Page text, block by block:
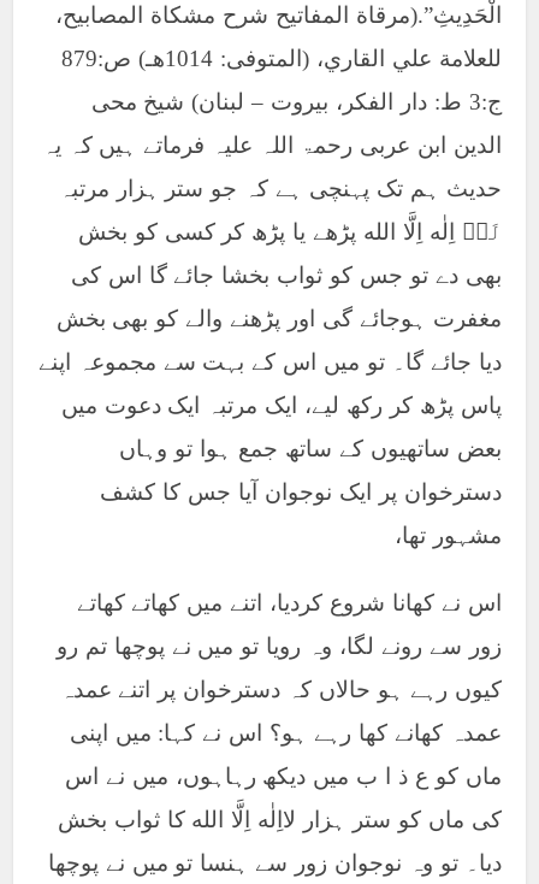
الْحَدِيثِ”.(مرقاة المفاتيح شرح مشكاة المصابيح،
للعلامة علي القاري، (المتوفى: 1014هـ) ص:879
ج:3 ط: دار الفكر، بيروت – لبنان) شیخ محی
الدین ابن عربی رحمۃ اللہ علیہ فرماتے ہیں کہ یہ
حدیث ہم تک پہنچی ہے کہ جو ستر ہزار مرتبہ
لَاۤ اِلٰه اِلَّا الله پڑھے یا پڑھ کر کسی کو بخش
بھی دے تو جس کو ثواب بخشا جائے گا اس کی
مغفرت ہوجائے گی اور پڑھنے والے کو بھی بخش
دیا جائے گا۔ تو میں اس کے بہت سے مجموعہ اپنے
پاس پڑھ کر رکھ لیے، ایک مرتبہ ایک دعوت میں
بعض ساتھیوں کے ساتھ جمع ہوا تو وہاں
دسترخوان پر ایک نوجوان آیا جس کا کشف
مشہور تھا،
اس نے کھانا شروع کردیا، اتنے میں کھاتے کھاتے
زور سے رونے لگا، وہ رویا تو میں نے پوچھا تم رو
کیوں رہے ہو حالاں کہ دسترخوان پر اتنے عمدہ
عمدہ کھانے کھا رہے ہو؟ اس نے کہا: میں اپنی
ماں کو ع ذ ا ب میں دیکھ رہاہوں، میں نے اس
کی ماں کو ستر ہزار لااِلٰه اِلَّا الله کا ثواب بخش
دیا۔ تو وہ نوجوان زور سے ہنسا تو میں نے پوچھا